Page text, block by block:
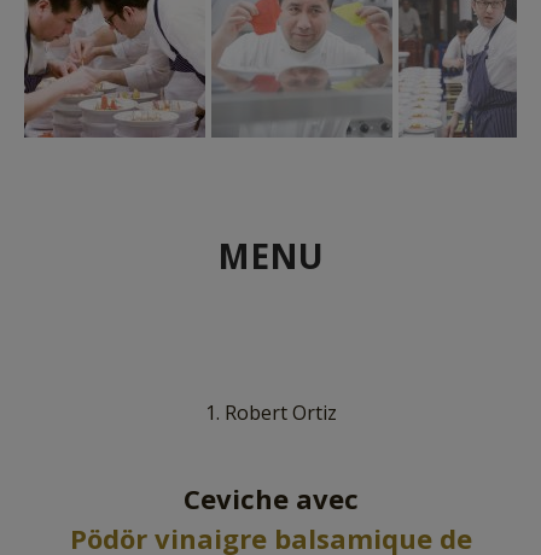
MENU
1. Robert Ortiz
Ceviche avec
Pödör vinaigre balsamique de